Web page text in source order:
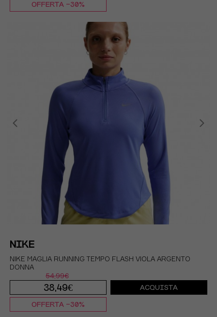
L
OFFERTA -30%
NIKE
NIKE MAGLIA RUNNING TEMPO FLASH VIOLA ARGENTO
DONNA
54,99€
38,49€ ACQUISTA
OFFERTA -30%